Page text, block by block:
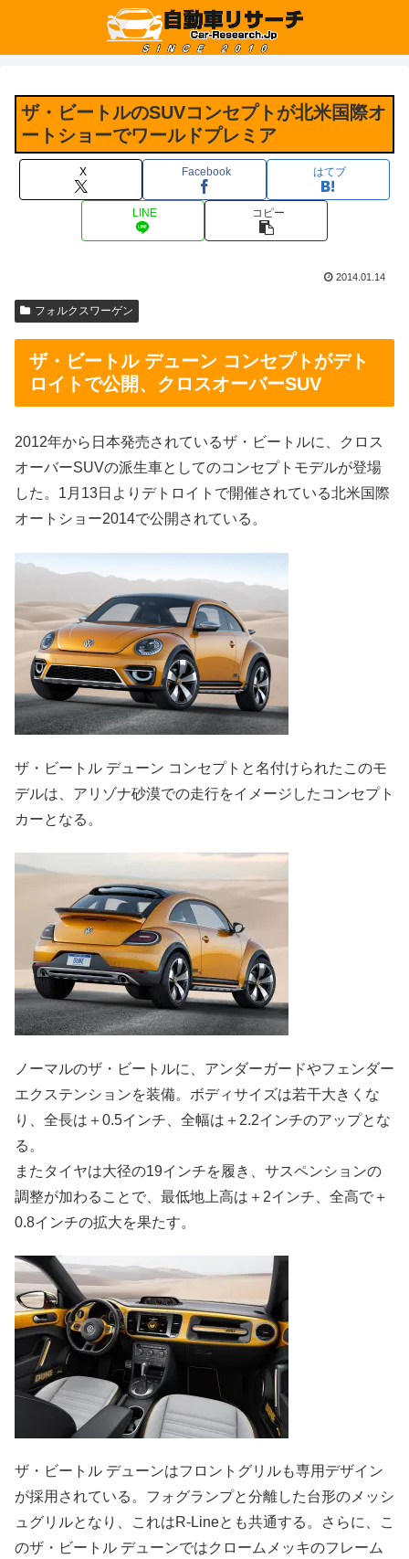
ザ・ビートルのSUVコンセプトが北米国際オ
ートショーでワールドプレミア
X Facebook はてブ
LINE コピー
2014.01.14
フォルクスワーゲン
ザ・ビートル デューン コンセプトがデト
ロイトで公開、クロスオーバーSUV
2012年から日本発売されているザ・ビートルに、クロス
オーバーSUVの派生車としてのコンセプトモデルが登場
した。1月13日よりデトロイトで開催されている北米国際
オートショー2014で公開されている。
ザ・ビートル デューン コンセプトと名付けられたこのモ
デルは、アリゾナ砂漠での走行をイメージしたコンセプト
カーとなる。
ノーマルのザ・ビートルに、アンダーガードやフェンダー
エクステンションを装備。ボディサイズは若干大きくな
り、全長は＋0.5インチ、全幅は＋2.2インチのアップとな
る。
またタイヤは大径の19インチを履き、サスペンションの
調整が加わることで、最低地上高は＋2インチ、全高で＋
0.8インチの拡大を果たす。
ザ・ビートル デューンはフロントグリルも専用デザイン
が採用されている。フォグランプと分離した台形のメッシ
ュグリルとなり、これはR-Lineとも共通する。さらに、こ
のザ・ビートル デューンではクロームメッキのフレーム